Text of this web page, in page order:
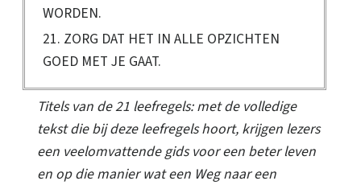
WORDEN.
21. ZORG DAT HET IN ALLE OPZICHTEN
GOED MET JE GAAT.
Titels van de 21 leefregels: met de volledige
tekst die bij deze leefregels hoort, krijgen lezers
een veelomvattende gids voor een beter leven
en op die manier wat een Weg naar een